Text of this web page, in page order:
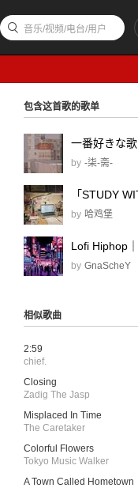
音乐/视频/电台/用户